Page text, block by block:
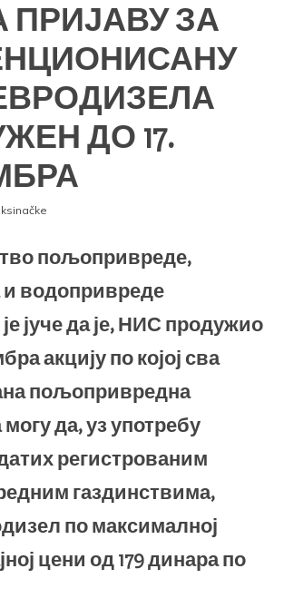
ПРИЈАВУ ЗА
ДО 17.
пољопривреде,
водопривреде
јуче да је, НИС продужио
акцију по којој сва
пољопривредна
да, уз употребу
регистрованим
газдинствима,
по максималној
цени од 179 динара по